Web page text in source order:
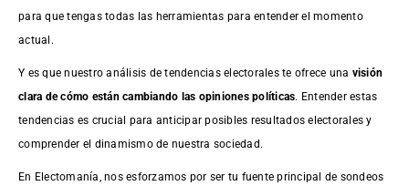
para que tengas todas las herramientas para entender el momento
actual.
Y es que nuestro análisis de tendencias electorales te ofrece una visión
clara de cómo están cambiando las opiniones políticas. Entender estas
tendencias es crucial para anticipar posibles resultados electorales y
comprender el dinamismo de nuestra sociedad.
En Electomanía, nos esforzamos por ser tu fuente principal de sondeos